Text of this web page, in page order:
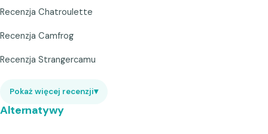
Recenzja Chatroulette
Recenzja Camfrog
Recenzja Strangercamu
Pokaż więcej recenzji▾
Alternatywy